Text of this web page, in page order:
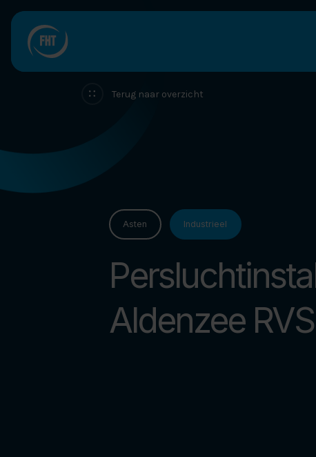
Ons bedrijf
Terug naar overzicht
Asten Industrieel
Aldenzee RVS